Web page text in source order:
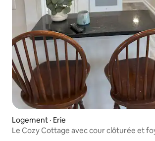
Logement · Erie
Le Cozy Cottage avec cour clôturée et